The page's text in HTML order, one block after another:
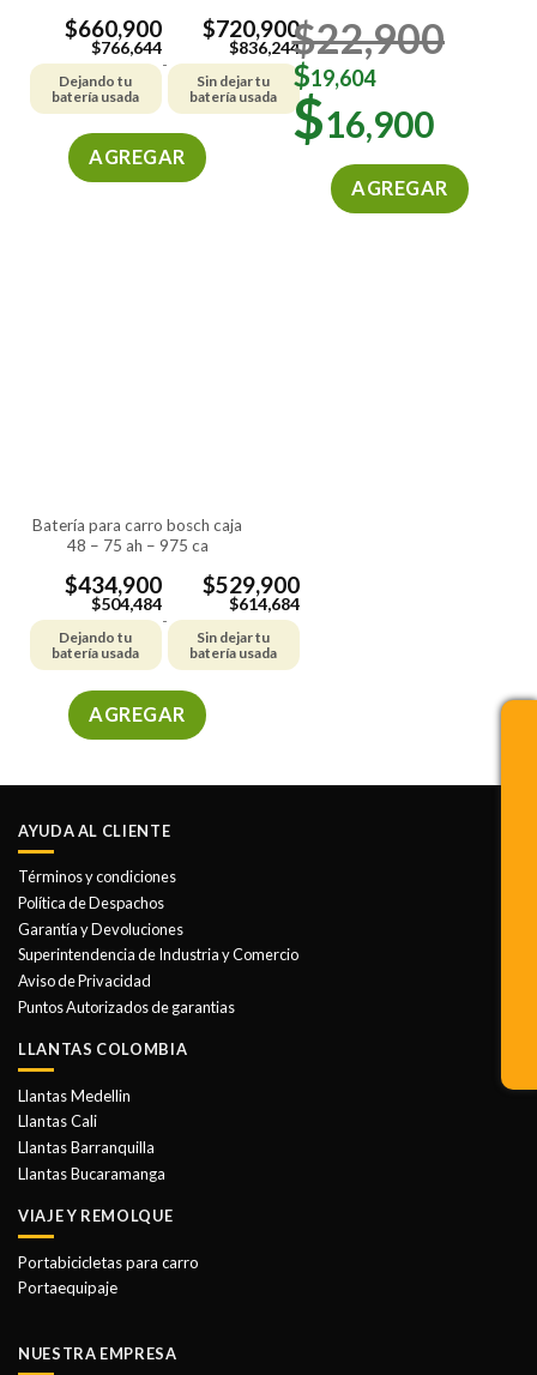
$660,900
$766,644
Dejando tu
batería usada
-
$720,900
$836,244
Sin dejar tu
batería usada
AGREGAR
de
producto
$22,900
$19,604
$16,900
AGREGAR
batería para carro bosch caja
48 – 75 ah – 975 ca
$434,900
$504,484
Dejando tu
batería usada
-
$529,900
$614,684
Sin dejar tu
batería usada
AGREGAR
múltiples
Las
opciones
se
pueden
elegir
en
página
AYUDA AL CLIENTE
Términos y condiciones
Política de Despachos
Garantía y Devoluciones
Superintendencia de Industria y Comercio
Aviso de Privacidad
Puntos Autorizados de garantias
LLANTAS COLOMBIA
Llantas Medellin
Llantas Cali
Llantas Barranquilla
Llantas Bucaramanga
VIAJE Y REMOLQUE
Portabicicletas para carro
Portaequipaje
NUESTRA EMPRESA